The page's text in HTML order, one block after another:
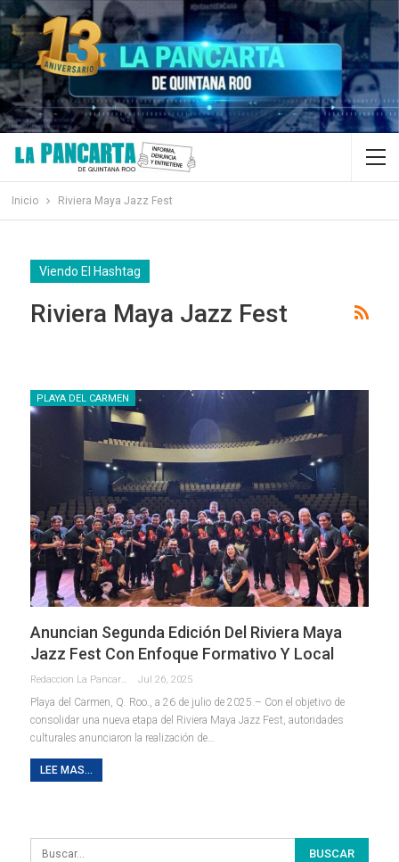
Inicio Riviera Maya Jazz Fest
Viendo El Hashtag
Riviera Maya Jazz Fest
PLAYA DEL CARMEN
Anuncian Segunda Edición Del Riviera Maya
Jazz Fest Con Enfoque Formativo Y Local
Redaccion La Pancarta De Quintana Roo Jul 26, 2025
Playa del Carmen, Q. Roo., a 26 de julio de 2025.– Con el objetivo de
consolidar una nueva etapa del Riviera Maya Jazz Fest, autoridades
culturales anunciaron la realización de…
LEE MAS...